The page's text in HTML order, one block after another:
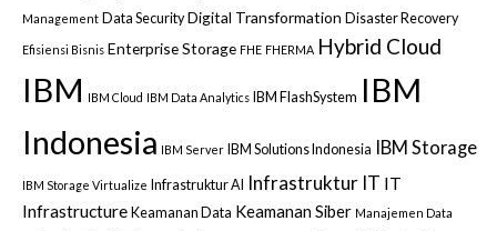
Management Data Security Digital Transformation Disaster Recovery
Efisiensi Bisnis Enterprise Storage FHE FHERMA Hybrid Cloud
IBM IBM Cloud IBM Data Analytics IBM FlashSystem IBM
Indonesia IBM Server IBM Solutions Indonesia IBM Storage
IBM Storage Virtualize Infrastruktur AI Infrastruktur IT IT
Infrastructure Keamanan Data Keamanan Siber Manajemen Data